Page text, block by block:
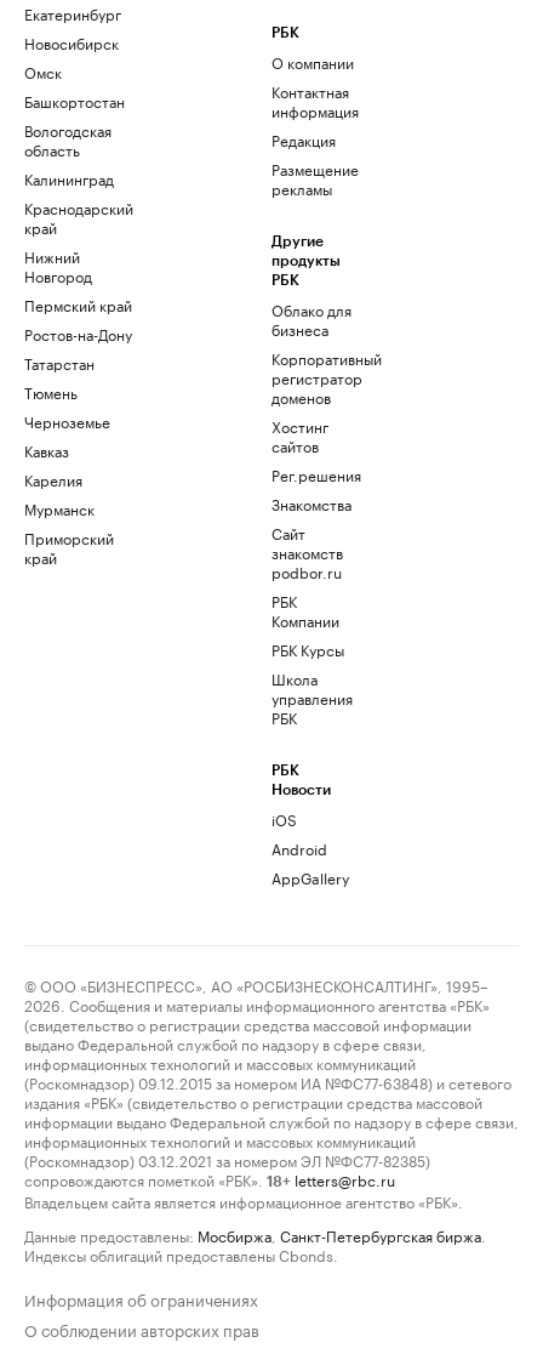
Екатеринбург
Новосибирск
Омск
Башкортостан
Вологодская
область
Калининград
Краснодарский
край
Нижний
Новгород
Пермский край
Ростов-на-Дону
Татарстан
Тюмень
Черноземье
Кавказ
Карелия
Мурманск
Приморский
край
РБК
О компании
Контактная
информация
Редакция
Размещение
рекламы
Другие
продукты
РБК
Облако для
бизнеса
Корпоративный
регистратор
доменов
Хостинг
сайтов
Рег.решения
Знакомства
Сайт
знакомств
podbor.ru
РБК
Компании
РБК Курсы
Школа
управления
РБК
РБК
Новости
iOS
Android
AppGallery
© ООО «БИЗНЕСПРЕСС», АО «РОСБИЗНЕСКОНСАЛТИНГ», 1995–
2026. Сообщения и материалы информационного агентства «РБК»
(свидетельство о регистрации средства массовой информации
выдано Федеральной службой по надзору в сфере связи,
информационных технологий и массовых коммуникаций
(Роскомнадзор) 09.12.2015 за номером ИА №ФС77-63848) и сетевого
издания «РБК» (свидетельство о регистрации средства массовой
информации выдано Федеральной службой по надзору в сфере связи,
информационных технологий и массовых коммуникаций
(Роскомнадзор) 03.12.2021 за номером ЭЛ №ФС77-82385)
сопровождаются пометкой «РБК».
18+ letters@rbc.ru
Владельцем сайта является информационное агентство «РБК».
Данные предоставлены: Мосбиржа Санкт-Петербургская биржа
Индексы облигаций предоставлены Cbonds.
Информация об ограничениях
О соблюдении авторских прав